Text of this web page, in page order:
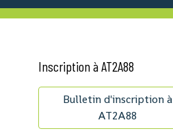
Inscription à AT2A88
Bulletin d'inscription à
AT2A88